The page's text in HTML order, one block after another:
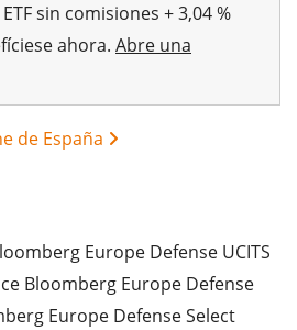
sin comisiones + 3,04 %
ahora. Abre una
de España
Europe Defense UCITS
Bloomberg Europe Defense
Europe Defense Select